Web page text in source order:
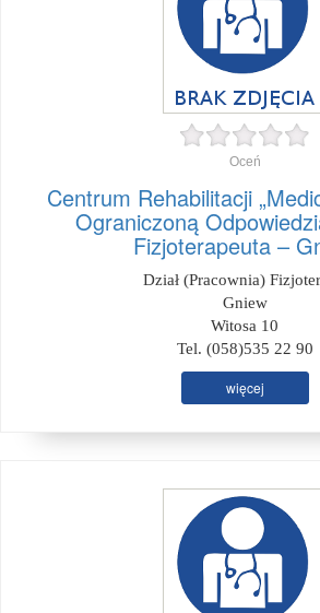
Oceń
Centrum Rehabilitacji
Ograniczoną
Fizjoterapeuta –
Dział (Pracownia)
Gniew
Witosa 10
Tel. (058)535 22 90
więcej